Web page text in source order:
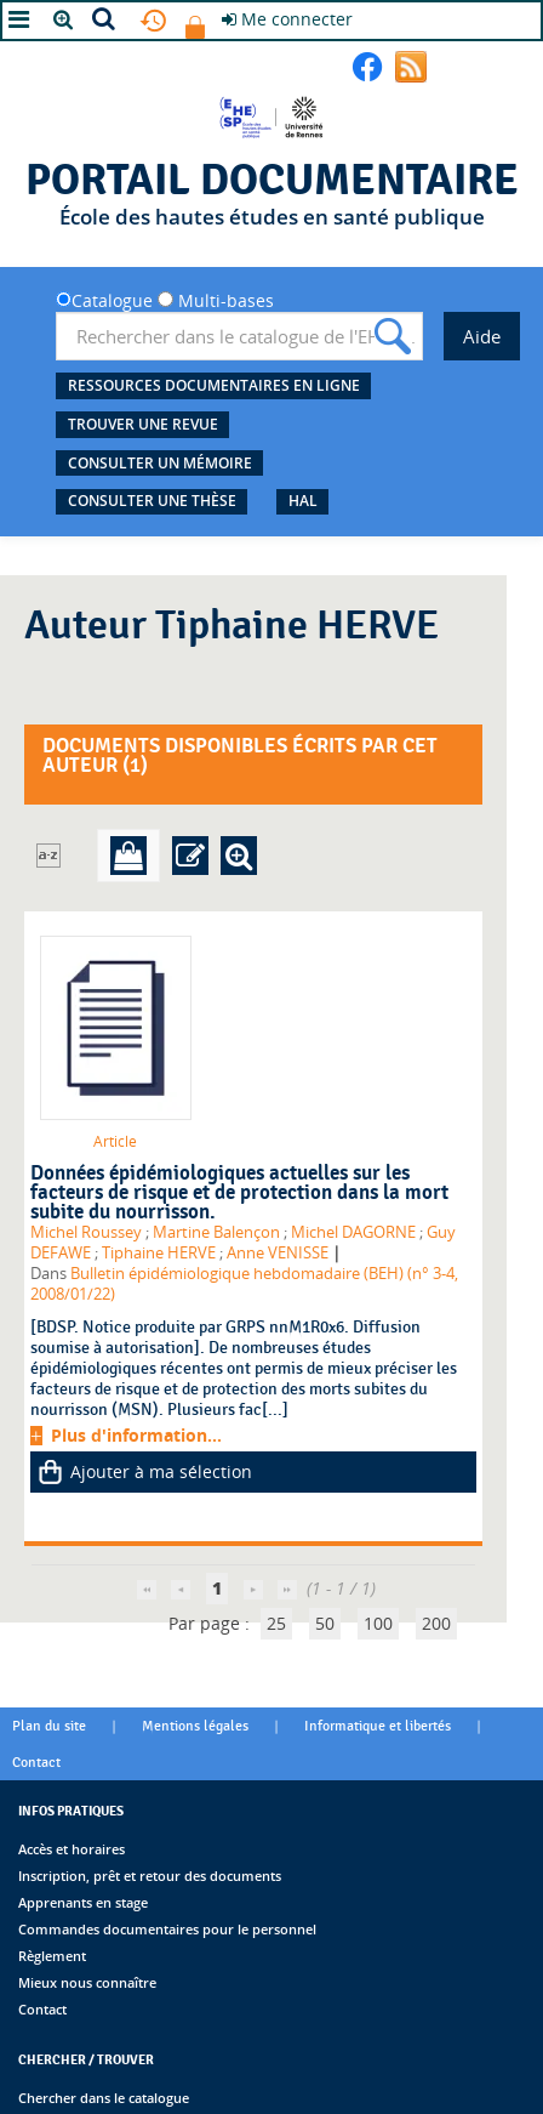
Me connecter
PORTAIL DOCUMENTAIRE
École des hautes études en santé publique
Catalogue Multi-bases
RESSOURCES DOCUMENTAIRES EN LIGNE
TROUVER UNE REVUE
CONSULTER UN MÉMOIRE
CONSULTER UNE THÈSE
HAL
Auteur Tiphaine HERVE
DOCUMENTS DISPONIBLES ÉCRITS PAR CET
AUTEUR (1)
Article
Données épidémiologiques actuelles sur les
facteurs de risque et de protection dans la mort
subite du nourrisson.
Michel Roussey ; Martine Balençon ; Michel DAGORNE ;Guy
DEFAWE ;Tiphaine HERVE ;Anne VENISSE |
Dans Bulletin épidémiologique hebdomadaire (BEH) (n° 3-4,
2008/01/22)
[BDSP. Notice produite par GRPS nnM1R0x6. Diffusion
soumise à autorisation]. De nombreuses études
épidémiologiques récentes ont permis de mieux préciser les
facteurs de risque et de protection des morts subites du
nourrisson (MSN). Plusieurs fac[...]
Plus d'information...
Ajouter à ma sélection
1
(1 - 1 / 1)
Par page : 25 50 100 200
Plan du site | Mentions légales | Informatique et libertés |
Contact
INFOS PRATIQUES
Accès et horaires
Inscription, prêt et retour des documents
Apprenants en stage
Commandes documentaires pour le personnel
Règlement
Mieux nous connaître
Contact
CHERCHER / TROUVER
Chercher dans le catalogue